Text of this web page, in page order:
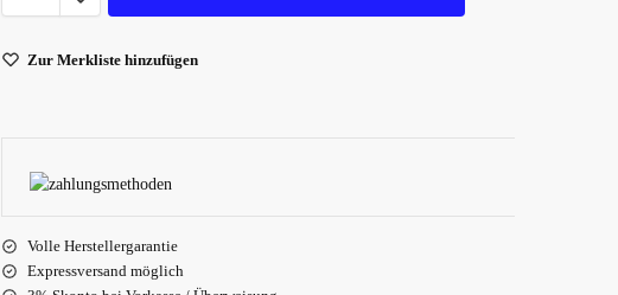
Zur Merkliste hinzufügen
Volle Herstellergarantie
Expressversand möglich